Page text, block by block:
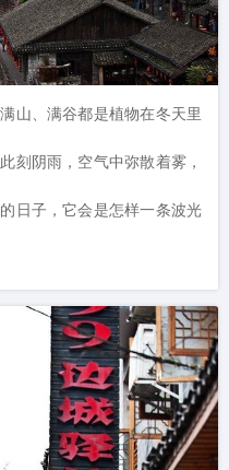
山、满谷都是植物在冬天里
刻阴雨，空气中弥散着雾，
日子，它会是怎样一条波光